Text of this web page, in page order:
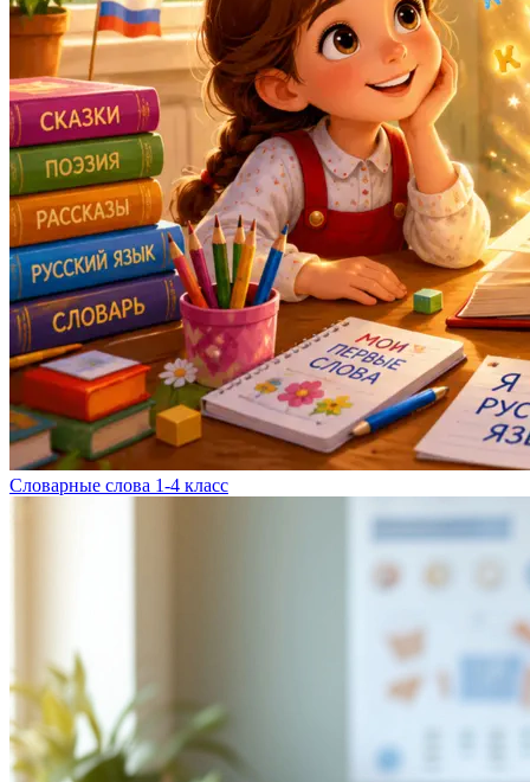
Словарные слова 1-4 класс